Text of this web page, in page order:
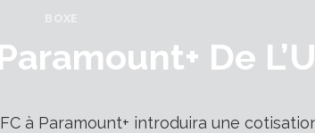
BOXE
De
à Paramount+ introduira une